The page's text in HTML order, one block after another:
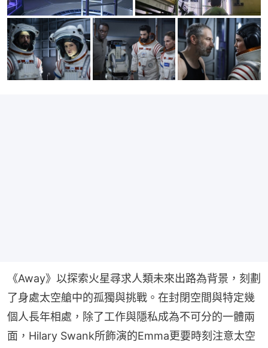
《Away》以探索火星尋求人類未來出路為背景，刻劃
了身處太空艙中的孤獨與挑戰。在封閉空間與特定幾
個人長年相處，除了工作與隱私成為不可分的一體兩
面，Hilary Swank所飾演的Emma更要時刻注意太空